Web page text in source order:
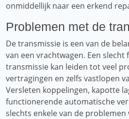
onmiddellijk naar een erkend
Problemen met de
De transmissie is een van de
van een vrachtwagen. Een
transmissie kan leiden tot veel
vertragingen en zelfs vastlopen
Versleten koppelingen, kapotte
functionerende automatische
slechts enkele van de